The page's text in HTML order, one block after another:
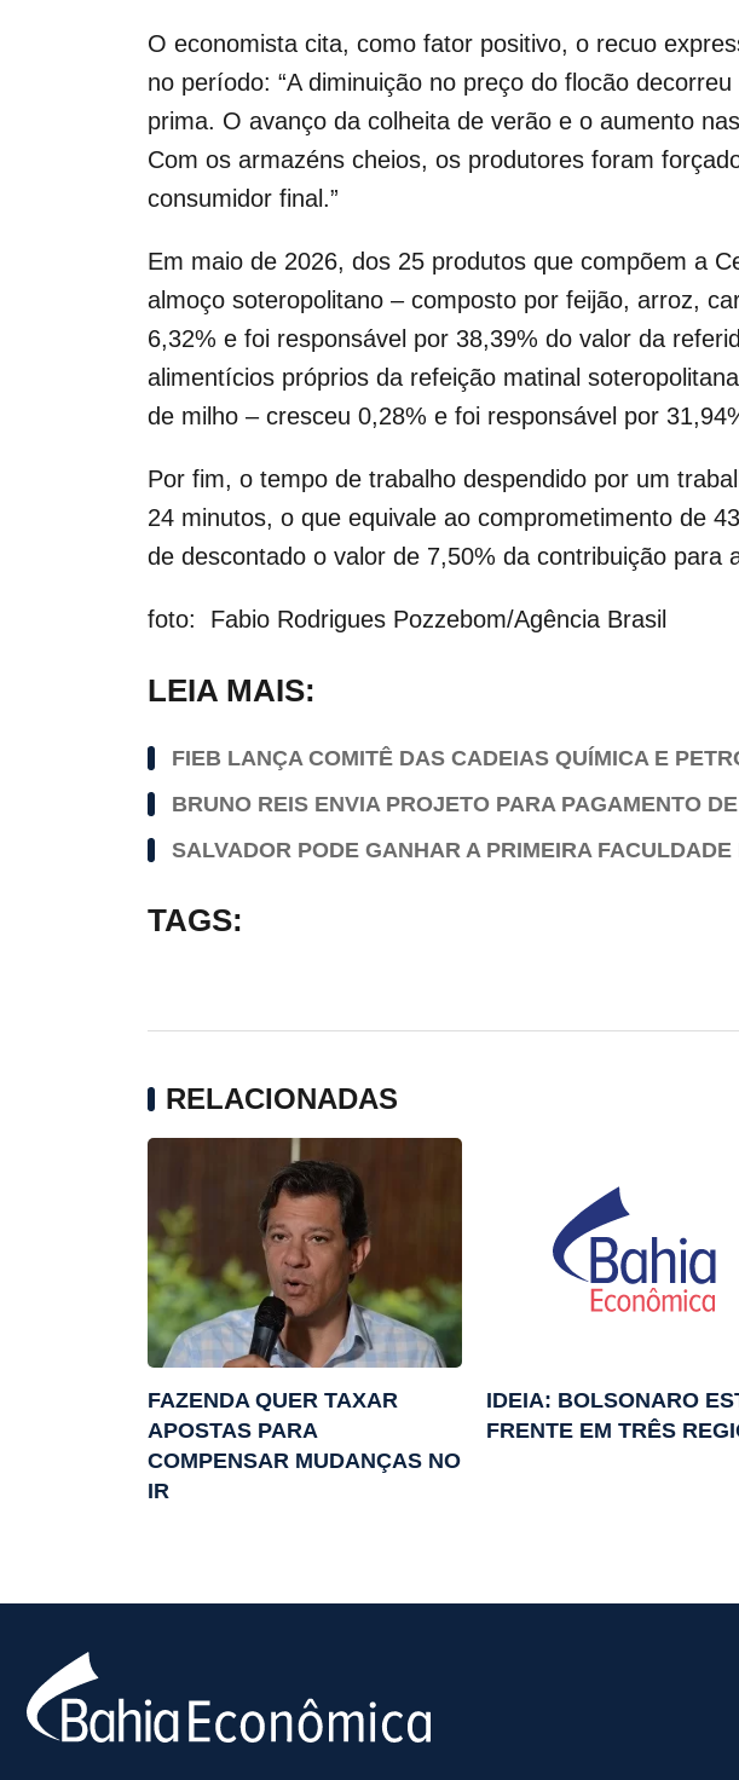
O economista cita, como fator positivo, o recuo
no período: “A diminuição no preço do flocão
prima. O avanço da colheita de verão e o aumento
Com os armazéns cheios, os produtores foram
consumidor final.”
Em maio de 2026, dos 25 produtos que compõem a
almoço soteropolitano – composto por feijão, arroz,
6,32% e foi responsável por 38,39% do valor da
alimentícios próprios da refeição matinal
de milho – cresceu 0,28% e foi responsável por
Por fim, o tempo de trabalho despendido por um
24 minutos, o que equivale ao comprometimento de
de descontado o valor de 7,50% da contribuição para
foto: Fabio Rodrigues Pozzebom/Agência Brasil
LEIA MAIS:
FIEB LANÇA COMITÊ DAS CADEIAS QUÍMICA E
BRUNO REIS ENVIA PROJETO PARA PAGAMENTO
SALVADOR PODE GANHAR A PRIMEIRA
TAGS:
RELACIONADAS
FAZENDA QUER TAXAR
APOSTAS PARA
COMPENSAR MUDANÇAS NO
IR
IDEIA: BOLSONARO
FRENTE EM TRÊS